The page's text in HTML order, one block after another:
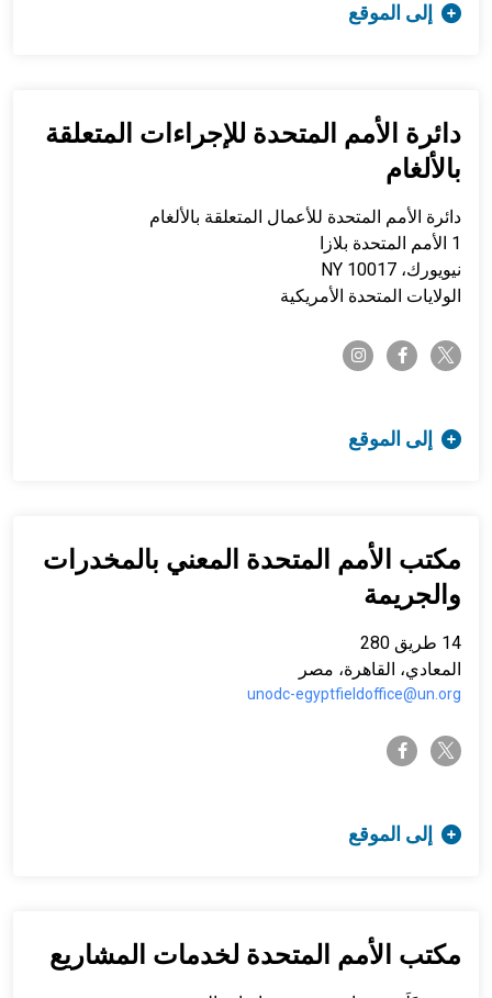
إلى الموقع
دائرة الأمم المتحدة للإجراءات المتعلقة
بالألغام
دائرة الأمم المتحدة للأعمال المتعلقة بالألغام
1 الأمم المتحدة بلازا
نيويورك، NY 10017
الولايات المتحدة الأمريكية
twitter-x
facebook-f
instagram
إلى الموقع
مكتب الأمم المتحدة المعني بالمخدرات
والجريمة
14 طريق 280
المعادي، القاهرة، مصر
unodc-egyptfieldoffice@un.org
twitter-x
facebook-f
إلى الموقع
مكتب الأمم المتحدة لخدمات المشاريع